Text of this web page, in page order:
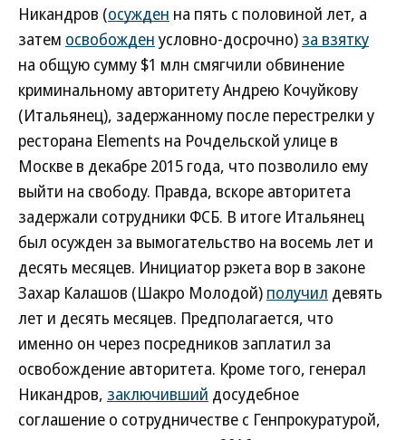
Никандров (осужден на пять с половиной лет, а
затем освобожден условно-досрочно) за взятку
на общую сумму $1 млн смягчили обвинение
криминальному авторитету Андрею Кочуйкову
(Итальянец), задержанному после перестрелки у
ресторана Elements на Рочдельской улице в
Москве в декабре 2015 года, что позволило ему
выйти на свободу. Правда, вскоре авторитета
задержали сотрудники ФСБ. В итоге Итальянец
был осужден за вымогательство на восемь лет и
десять месяцев. Инициатор рэкета вор в законе
Захар Калашов (Шакро Молодой) получил девять
лет и десять месяцев. Предполагается, что
именно он через посредников заплатил за
освобождение авторитета. Кроме того, генерал
Никандров, заключивший досудебное
соглашение о сотрудничестве с Генпрокуратурой,